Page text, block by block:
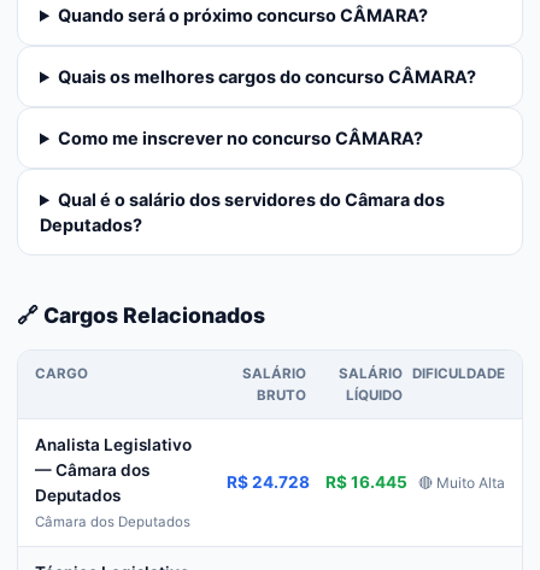
Quando será o próximo concurso CÂMARA?
Quais os melhores cargos do concurso CÂMARA?
Como me inscrever no concurso CÂMARA?
Qual é o salário dos servidores do Câmara dos
Deputados?
🔗 Cargos Relacionados
CARGO
SALÁRIO
BRUTO
SALÁRIO
LÍQUIDO
DIFICULDADE
Analista Legislativo
— Câmara dos
Deputados
Câmara dos Deputados
R$ 24.728 R$ 16.445 🔴 Muito Alta